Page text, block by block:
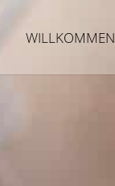
WILLKOMMEN